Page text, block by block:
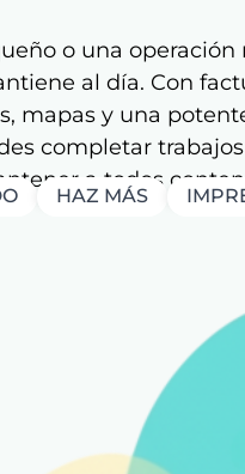
o una operación
al día. Con
mapas y una
completar
a todos
HAZ MÁS